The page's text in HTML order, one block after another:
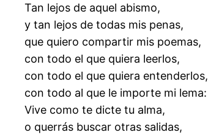
Tan lejos de aquel abismo,
y tan lejos de todas mis penas,
que quiero compartir mis poemas,
con todo el que quiera leerlos,
con todo el que quiera entenderlos,
con todo al que le importe mi lema:
Vive como te dicte tu alma,
o querrás buscar otras salidas,